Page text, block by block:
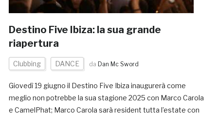
Destino Five Ibiza: la sua grande
riapertura
Clubbing DANCE da Dan Mc Sword
Giovedì 19 giugno il Destino Five Ibiza inaugurerà come
meglio non potrebbe la sua stagione 2025 con Marco Carola
e CamelPhat; Marco Carola sarà resident tutta l’estate con